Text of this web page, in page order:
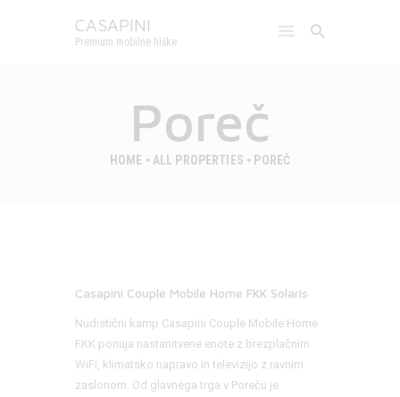
CASAPINI
Premium mobilne hiške
Poreč
HOME ALL PROPERTIES POREČ
MOBILNE HIŠKE
KAMPI
Casapini Couple Mobile Home FKK Solaris
Nudistični kamp Casapini Couple Mobile Home
FKK ponuja nastanitvene enote z brezplačnim
WiFi, klimatsko napravo in televizijo z ravnim
zaslonom. Od glavnega trga v Poreču je